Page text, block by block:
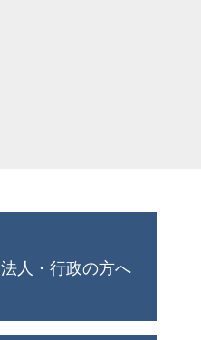
法人・行政の方へ